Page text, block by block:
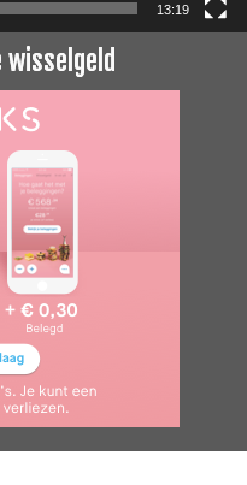
13:19
wisselgeld